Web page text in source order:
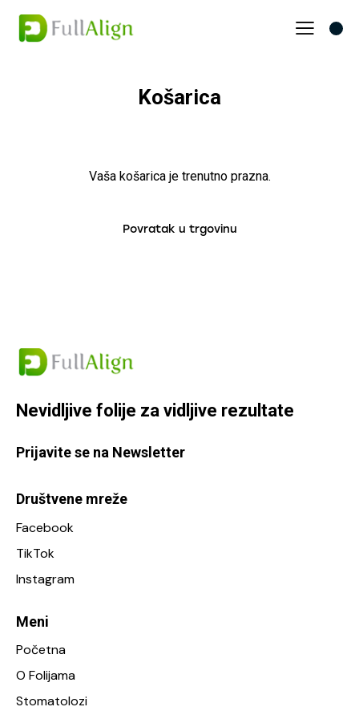
Košarica
Vaša košarica je trenutno prazna.
Povratak u trgovinu
Nevidljive folije za vidljive rezultate
Prijavite se na Newsletter
Društvene mreže
Facebook
TikTok
Instagram
Meni
Početna
O Folijama
Stomatolozi